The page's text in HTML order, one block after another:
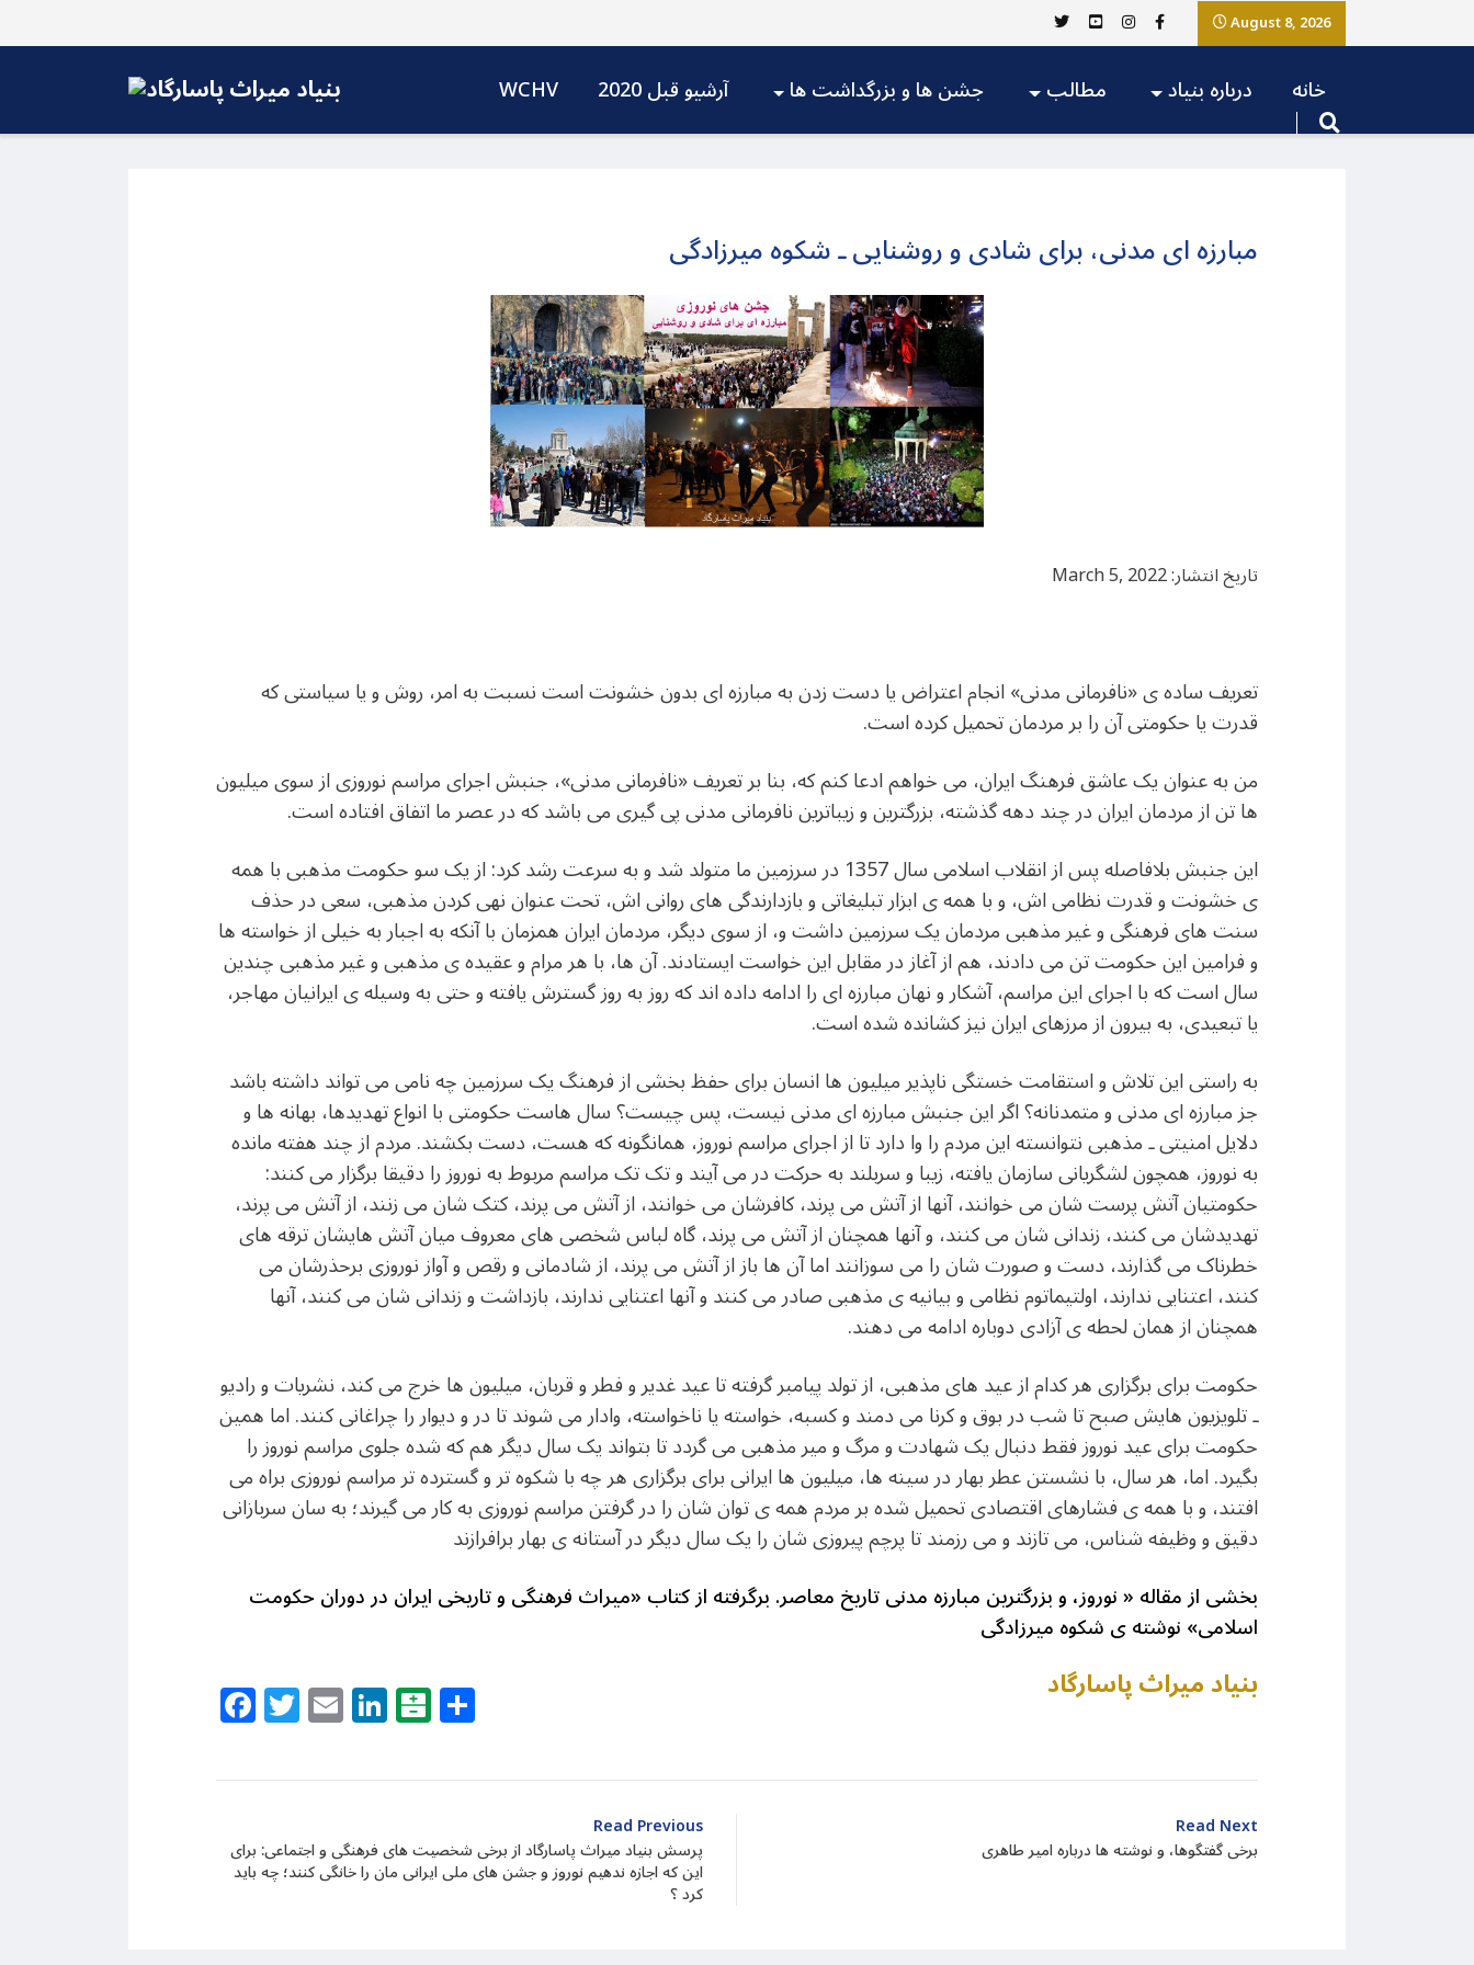
August 8, 2026
WCHV آرشیو قبل 2020 جشن ها و بزرگداشت ها مطالب درباره بنیاد خانه
مبارزه ای مدنی، برای شادی و روشنایی ـ شکوه میرزادگی
تاریخ انتشار: March 5, 2022
تعریف ساده ی «نافرمانی مدنی» انجام اعتراض یا دست زدن به مبارزه ای بدون خشونت است نسبت به امر، روش و یا سیاستی که
قدرت یا حکومتی آن را بر مردمان تحمیل کرده است.
من به عنوان یک عاشق فرهنگ ایران، می خواهم ادعا کنم که، بنا بر تعریف «نافرمانی مدنی»، جنبش اجرای مراسم نوروزی از سوی میلیون
ها تن از مردمان ایران در چند دهه گذشته، بزرگترین و زیباترین نافرمانی مدنی پی گیری می باشد که در عصر ما اتفاق افتاده است.
این جنبش بلافاصله پس از انقلاب اسلامی سال 1357 در سرزمین ما متولد شد و به سرعت رشد کرد: از یک سو حکومت مذهبی با همه
ی خشونت و قدرت نظامی اش، و با همه ی ابزار تبلیغاتی و بازدارندگی های روانی اش، تحت عنوان نهی کردن مذهبی، سعی در حذف
سنت های فرهنگی و غیر مذهبی مردمان یک سرزمین داشت و، از سوی دیگر، مردمان ایران همزمان با آنکه به اجبار به خیلی از خواسته ها
و فرامین این حکومت تن می دادند، هم از آغاز در مقابل این خواست ایستادند. آن ها، با هر مرام و عقیده ی مذهبی و غیر مذهبی چندین
سال است که با اجرای این مراسم، آشکار و نهان مبارزه ای را ادامه داده اند که روز به روز گسترش یافته و حتی به وسیله ی ایرانیان مهاجر،
یا تبعیدی، به بیرون از مرزهای ایران نیز کشانده شده است.
به راستی این تلاش و استقامت خستگی ناپذیر میلیون ها انسان برای حفظ بخشی از فرهنگ یک سرزمین چه نامی می تواند داشته باشد
جز مبارزه ای مدنی و متمدنانه؟ اگر این جنبش مبارزه ای مدنی نیست، پس چیست؟ سال هاست حکومتی با انواع تهدیدها، بهانه ها و
دلایل امنیتی ـ مذهبی نتوانسته این مردم را وا دارد تا از اجرای مراسم نوروز، همانگونه که هست، دست بکشند. مردم از چند هفته مانده
به نوروز، همچون لشگریانی سازمان یافته، زیبا و سربلند به حرکت در می آیند و تک تک مراسم مربوط به نوروز را دقیقا برگزار می کنند:
حکومتیان آتش پرست شان می خوانند، آنها از آتش می پرند، کافرشان می خوانند، از آتش می پرند، کتک شان می زنند، از آتش می پرند،
تهدیدشان می کنند، زندانی شان می کنند، و آنها همچنان از آتش می پرند، گاه لباس شخصی های معروف میان آتش هایشان ترقه های
خطرناک می گذارند، دست و صورت شان را می سوزانند اما آن ها باز از آتش می پرند، از شادمانی و رقص و آواز نوروزی برحذرشان می
کنند، اعتنایی ندارند، اولتیماتوم نظامی و بیانیه ی مذهبی صادر می کنند و آنها اعتنایی ندارند، بازداشت و زندانی شان می کنند، آنها
همچنان از همان لحطه ی آزادی دوباره ادامه می دهند.
حکومت برای برگزاری هر کدام از عید های مذهبی، از تولد پیامبر گرفته تا عید غدیر و فطر و قربان، میلیون ها خرج می کند، نشریات و رادیو
ـ تلویزیون هایش صبح تا شب در بوق و کرنا می دمند و کسبه، خواسته یا ناخواسته، وادار می شوند تا در و دیوار را چراغانی کنند. اما همین
حکومت برای عید نوروز فقط دنبال یک شهادت و مرگ و میر مذهبی می گردد تا بتواند یک سال دیگر هم که شده جلوی مراسم نوروز را
بگیرد. اما، هر سال، با نشستن عطر بهار در سینه ها، میلیون ها ایرانی برای برگزاری هر چه با شکوه تر و گسترده تر مراسم نوروزی براه می
افتند، و با همه ی فشارهای اقتصادی تحمیل شده بر مردم همه ی توان شان را در گرفتن مراسم نوروزی به کار می گیرند؛ به سان سربازانی
دقیق و وظیفه شناس، می تازند و می رزمند تا پرچم پیروزی شان را یک سال دیگر در آستانه ی بهار برافرازند
بخشی از مقاله « نوروز، و بزرگترین مبارزه مدنی تاریخ معاصر. برگرفته از کتاب «میراث فرهنگی و تاریخی ایران در دوران حکومت
اسلامی» نوشته ی شکوه میرزادگی
Facebook
Twitter
EmailLinkedIn
Balatarin بنیاد میراث پاسارگاد
Read Previous
پرسش بنیاد میراث پاسارگاد از برخی شخصیت های فرهنگی و اجتماعی: برای
این که اجازه ندهیم نوروز و جشن های ملی ایرانی مان را خانگی کنند؛ چه باید
کرد ؟
Read Next
برخی گفتگوها، و نوشته ها درباره امیر طاهری